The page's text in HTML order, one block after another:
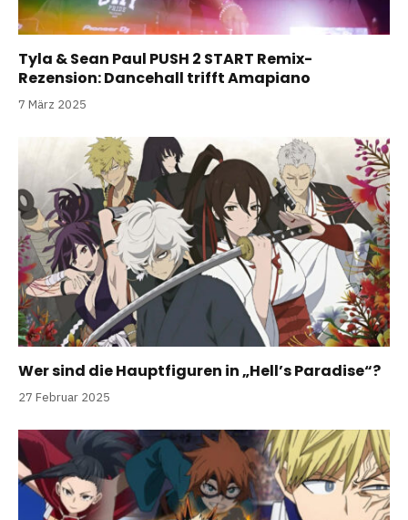
Tyla & Sean Paul PUSH 2 START Remix-
Rezension: Dancehall trifft Amapiano
7 März 2025
Wer sind die Hauptfiguren in „Hell’s Paradise“?
27 Februar 2025